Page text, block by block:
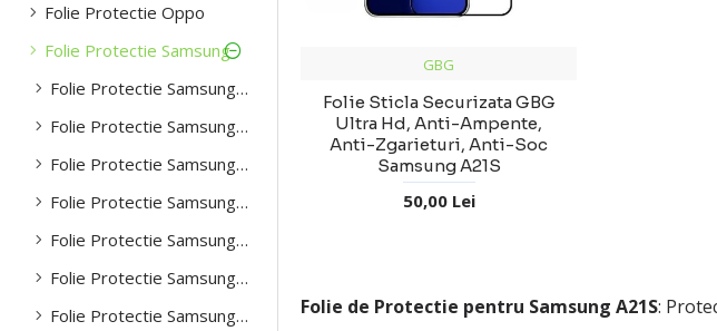
Folie Protectie Oppo
Folie Protectie Samsung
Folie Protectie Samsung S20
Folie Protectie Samsung S20 FE
Folie Protectie Samsung S21 plus
Folie Protectie Samsung S21 ultra
Folie Protectie Samsung S22
Folie Protectie Samsung S22 plus
Folie Protectie Samsung S22 ultra
Folie de Protectie pentru Samsung A21S:
GBG
Folie Sticla Securizata GBG
Ultra Hd, Anti-Ampente,
Anti-Zgarieturi, Anti-Soc
Samsung A21S
50,00 Lei